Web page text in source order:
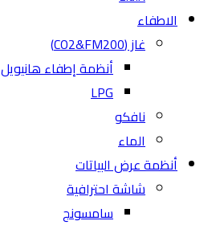
الاطفاء
غاز (CO2&FM200)
أنظمة إطفاء هانيويل
LPG
نافكو
الماء
أنظمة عرض البياتات
شاشة احترافية
سامسونج